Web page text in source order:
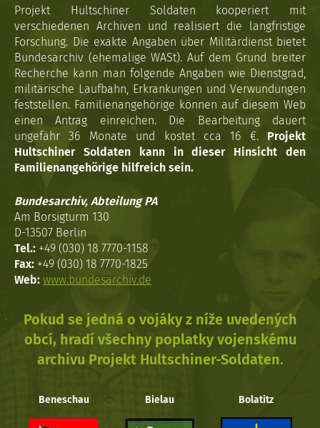
Projekt Hultschiner Soldaten kooperiert mit
verschiedenen Archiven und realisiert die langfristige
Forschung. Die exakte Angaben über Militärdienst bietet
Bundesarchiv (ehemalige WASt). Auf dem Grund breiter
Recherche kann man folgende Angaben wie Dienstgrad,
militärische Laufbahn, Erkrankungen und Verwundungen
feststellen. Familienangehörige können auf diesem Web
einen Antrag einreichen. Die Bearbeitung dauert
ungefähr 36 Monate und kostet cca 16 €. Projekt
Hultschiner Soldaten kann in dieser Hinsicht den
Familienangehörige hilfreich sein.
Bundesarchiv, Abteilung PA
Am Borsigturm 130
D-13507 Berlin
Tel.: +49 (030) 18 7770-1158
Fax: +49 (030) 18 7770-1825
Web: www.bundesarchiv.de
Pokud se jedná o vojáky z níže uvedených
obcí, hradí všechny poplatky vojenskému
archivu Projekt Hultschiner-Soldaten.
Beneschau Bielau Bolatitz